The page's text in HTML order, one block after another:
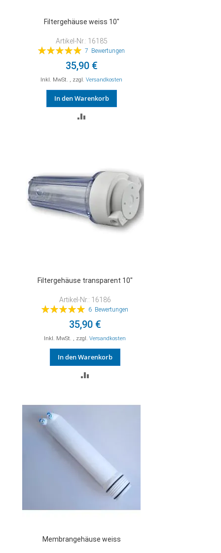
Filtergehäuse weiss 10"
Artikel-Nr.: 16185
Bewertung:
7 Bewertungen
35,90 €
Inkl. MwSt. , zzgl. Versandkosten
In den Warenkorb
Filtergehäuse transparent 10"
Artikel-Nr.: 16186
Bewertung:
6 Bewertungen
35,90 €
Inkl. MwSt. , zzgl.Versandkosten
In den Warenkorb
Membrangehäuse weiss